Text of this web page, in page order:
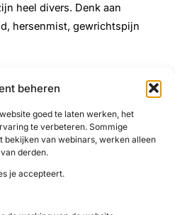
beheren
goed te laten werken, het
te verbeteren. Sommige
bekijken van webinars, werken alleen
derden.
je accepteert.
heel divers. Denk aan
hersenmist, gewrichtspijn
bij andere aandoeningen.
onmogelijk een diagnose te